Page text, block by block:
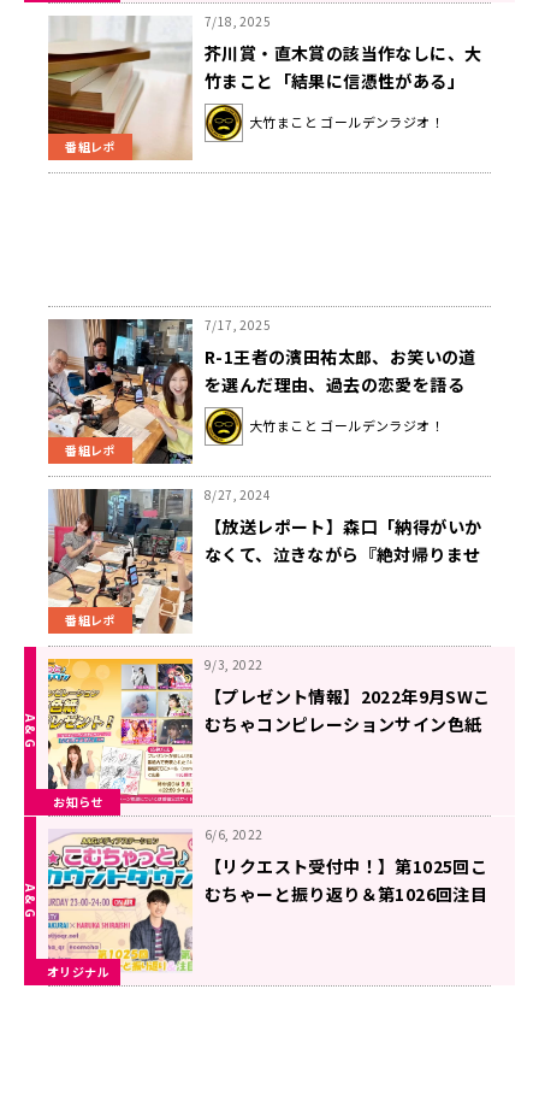
番組レポ
7/18, 2025
芥川賞・直木賞の該当作なしに、大
竹まこと「結果に信憑性がある」
大竹まこと ゴールデンラジオ！
番組レポ
7/17, 2025
R-1王者の濱田祐太郎、お笑いの道
を選んだ理由、過去の恋愛を語る
大竹まこと ゴールデンラジオ！
番組レポ
8/27, 2024
【放送レポート】森口「納得がいか
なくて、泣きながら『絶対帰りませ
お知らせ
9/3, 2022
【プレゼント情報】2022年9月SWこ
むちゃコンピレーションサイン色紙
オリジナル
6/6, 2022
【リクエスト受付中！】第1025回こ
むちゃーと振り返り＆第1026回注目